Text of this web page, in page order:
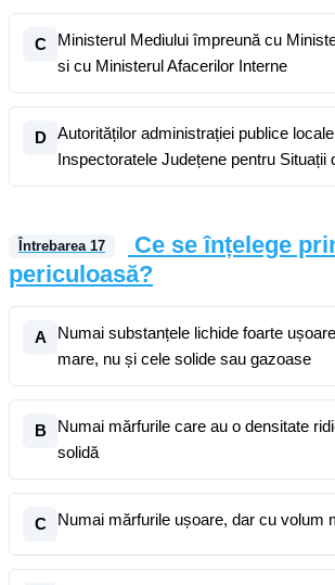
C
Ministerul Mediului împreună cu
si cu Ministerul Afacerilor Interne
D
Autorităților administrației publice
Inspectoratele Județene pentru Situații
Întrebarea 17
Ce se înțelege
periculoasă?
A
Numai substanțele lichide foarte
mare, nu și cele solide sau gazoase
B
Numai mărfurile care au o densitate
solidă
C Numai mărfurile ușoare, dar cu volum